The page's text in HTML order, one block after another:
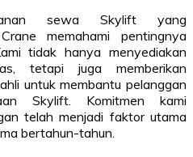
sewa Skylift yang
memahami pentingnya
tidak hanya menyediakan
tetapi juga memberikan
untuk membantu pelanggan
Skylift. Komitmen kami
telah menjadi faktor utama
bertahun-tahun.